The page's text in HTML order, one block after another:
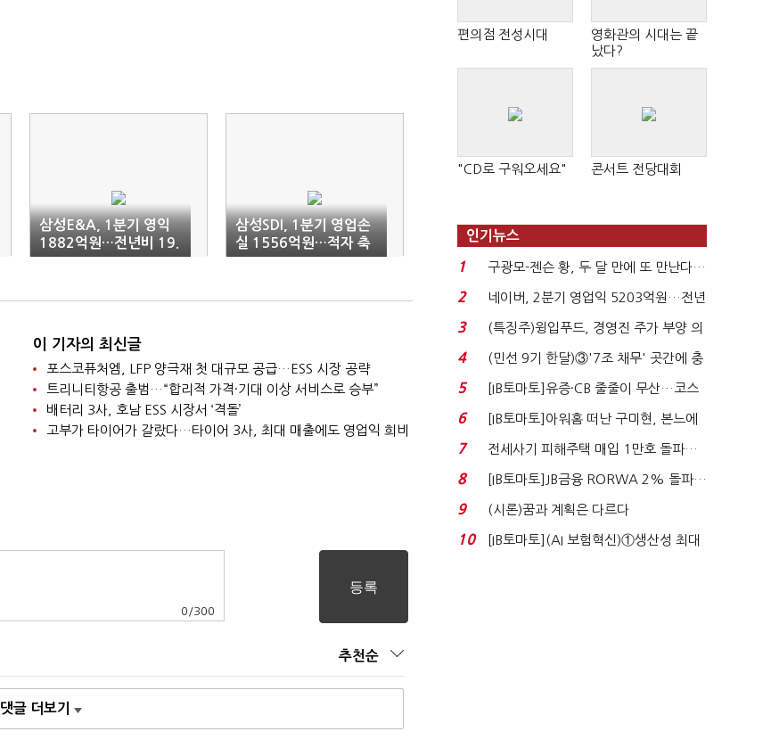
삼성E&A, 1분기 영익
1882억원…전년비 19.
6%↑
삼성SDI, 1분기 영업손
실 1556억원…적자 축
소
이 기자의 최신글
포스코퓨처엠, LFP 양극재 첫 대규모 공급…ESS 시장 공략
트리니티항공 출범…“합리적 가격·기대 이상 서비스로 승부”
배터리 3사, 호남 ESS 시장서 ‘격돌’
고부가 타이어가 갈랐다…타이어 3사, 최대 매출에도 영업익 희비
0 /300
추천순
댓글 더보기
편의점 전성시대
영화관의 시대는 끝
났다?
"CD로 구워오세요" 콘서트 전당대회
인기뉴스
1
구광모-젠슨 황, 두 달 만에 또 만난다…
로봇·AI 등 논...
2
네이버, 2분기 영업익 5203억원…전년
비 0.2% 감소...
3
(특징주)윙입푸드, 경영진 주가 부양 의
지에 상한가...
4
(민선 9기 한달)③'7조 채무' 곳간에 충
격…추미애, 20년...
5
[IB토마토]유증·CB 줄줄이 무산…코스
닥 벌점 급증에 ...
6
[IB토마토]아워홈 떠난 구미현, 본느에
340억 베팅…가...
7
전세사기 피해주택 매입 1만호 돌파…
누적 피해자 4만2...
8
[IB토마토]JB금융 RORWA 2% 돌파…
실적 견인은 은행 ...
9 (시론)꿈과 계획은 다르다
10
[IB토마토](AI 보험혁신)①생산성 최대